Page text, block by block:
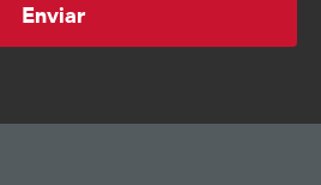
Enviar